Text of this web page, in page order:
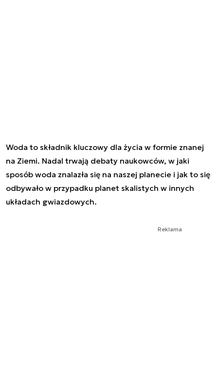
Woda to składnik kluczowy dla życia w formie znanej
na Ziemi. Nadal trwają debaty naukowców, w jaki
sposób woda znalazła się na naszej planecie i jak to się
odbywało w przypadku planet skalistych w innych
układach gwiazdowych.
Reklama